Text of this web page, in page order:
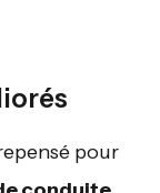
pour